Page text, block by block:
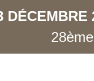
DÉCEMBRE